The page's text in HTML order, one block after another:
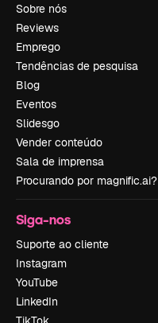
Sobre nós
Reviews
Emprego
Tendências de pesquisa
Blog
Eventos
Slidesgo
Vender conteúdo
Sala de imprensa
Procurando por magnific.ai?
Siga-nos
Suporte ao cliente
Instagram
YouTube
LinkedIn